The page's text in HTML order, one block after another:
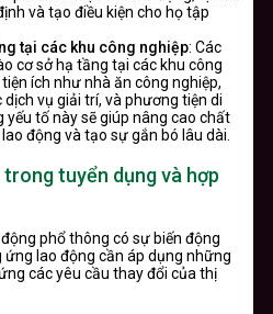
và tạo điều kiện cho họ tập
tại các khu công nghiệp: Các
cơ sở hạ tầng tại các khu công
ích như nhà ăn công nghiệp,
vụ giải trí, và phương tiện di
yếu tố này sẽ giúp nâng cao chất
động và tạo sự gắn bó lâu dài.
tuyển dụng và hợp
phổ thông có sự biến động
lao động cần áp dụng những
các yêu cầu thay đổi của thị